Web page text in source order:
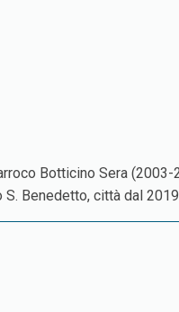
Botticino Sera
S. Benedetto, città dal